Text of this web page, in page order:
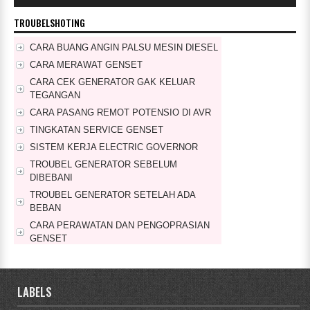
TROUBELSHOTING
CARA BUANG ANGIN PALSU MESIN DIESEL
CARA MERAWAT GENSET
CARA CEK GENERATOR GAK KELUAR
TEGANGAN
CARA PASANG REMOT POTENSIO DI AVR
TINGKATAN SERVICE GENSET
SISTEM KERJA ELECTRIC GOVERNOR
TROUBEL GENERATOR SEBELUM
DIBEBANI
TROUBEL GENERATOR SETELAH ADA
BEBAN
CARA PERAWATAN DAN PENGOPRASIAN
GENSET
MINGGU
LABELS